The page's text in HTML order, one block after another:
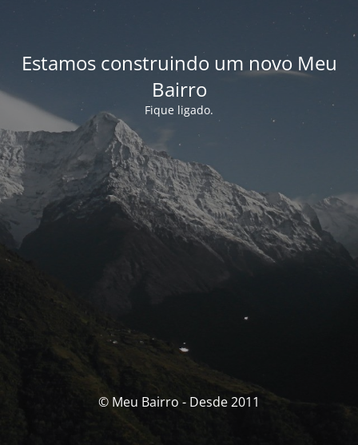
Estamos construindo um novo Meu
Bairro
Fique ligado.
© Meu Bairro - Desde 2011